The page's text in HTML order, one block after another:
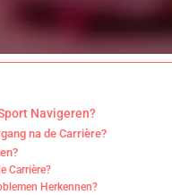
Navigeren?
na de Carrière?
Carrière?
Herkennen?